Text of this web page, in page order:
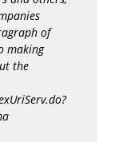
of
making
the